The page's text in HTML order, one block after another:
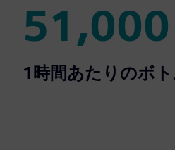
51,000
51,000
1時間あたりのボ